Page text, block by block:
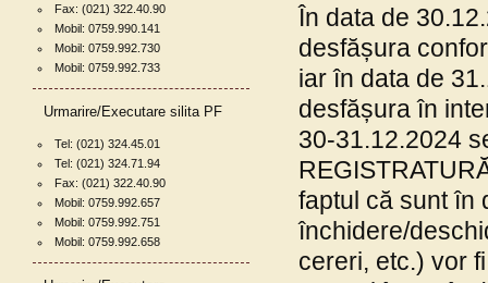
Fax: (021) 322.40.90
Mobil: 0759.990.141
Mobil: 0759.992.730
Mobil: 0759.992.733
Urmarire/Executare silita PF
Tel: (021) 324.45.01
Tel: (021) 324.71.94
Fax: (021) 322.40.90
Mobil: 0759.992.657
Mobil: 0759.992.751
Mobil: 0759.992.658
În data de
desfășura
iar în data de
desfășura în
30-31.12.2024
faptul că sunt în
închidere/
cereri, etc.) vor